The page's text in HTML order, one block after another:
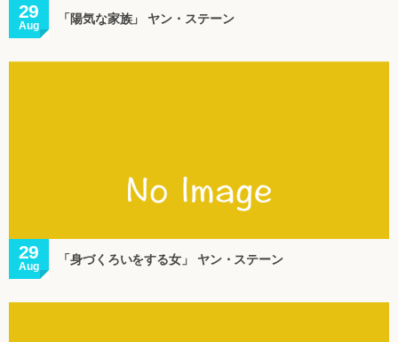
29
Aug 「陽気な家族」 ヤン・ステーン
29
Aug 「身づくろいをする女」 ヤン・ステーン